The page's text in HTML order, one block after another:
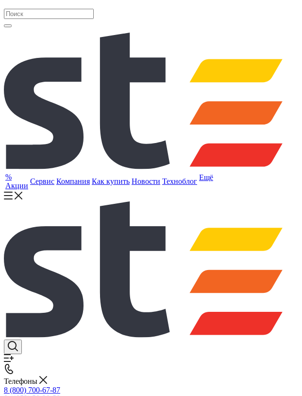
%
Акции
Сервис Компания Как купить Новости Техноблог Ещё
Телефоны
8 (800) 700-67-87